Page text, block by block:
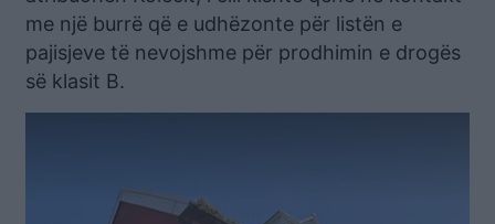
me një burrë që e udhëzonte për listën e
pajisjeve të nevojshme për prodhimin e drogës
së klasit B.